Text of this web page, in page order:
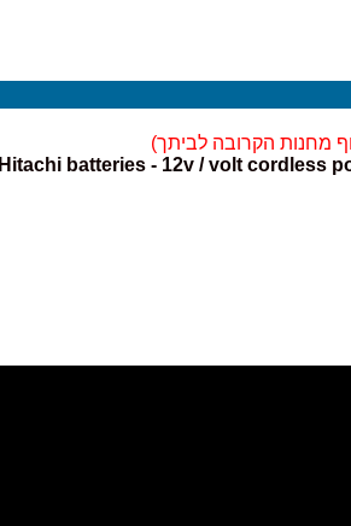
מחנות הקרובה לביתך)
Hitachi batteries - 12v / volt cordless